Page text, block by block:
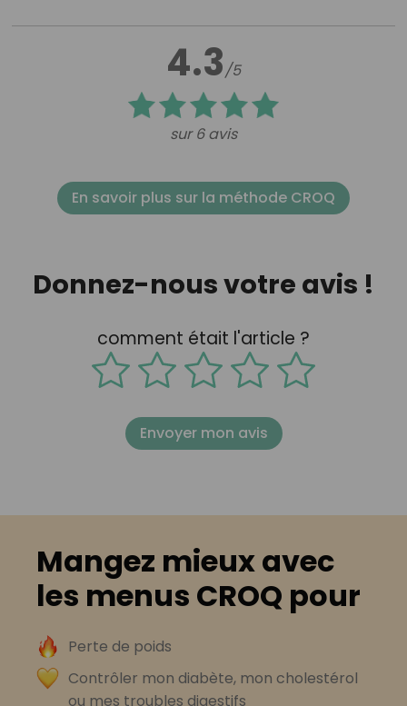
4.3/5
sur 6 avis
En savoir plus sur la méthode CROQ
Donnez-nous votre avis !
comment était l'article ?
Envoyer mon avis
Mangez mieux avec
les menus CROQ pour
Perte de poids
Contrôler mon diabète, mon cholestérol
ou mes troubles digestifs